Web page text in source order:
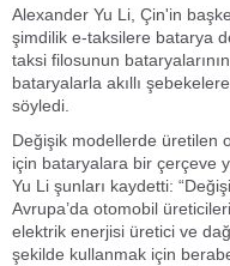
Alexander Yu Li, Çin'in
şimdilik e-taksilere batarya
taksi filosunun
bataryalarla akıllı
söyledi.
Değişik modellerde üretilen
için bataryalara bir çerçeve
Yu Li şunları kaydetti:
Avrupa’da otomobil
elektrik enerjisi üretici ve
şekilde kullanmak için